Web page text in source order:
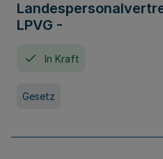
LPVG -
In Kraft
Gesetz